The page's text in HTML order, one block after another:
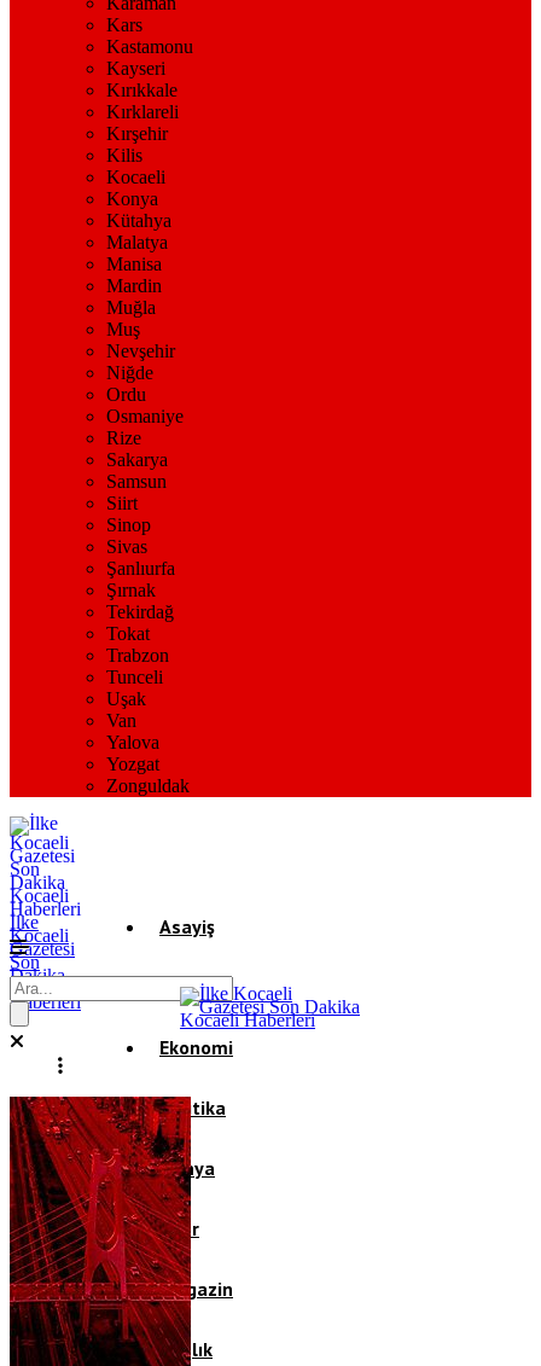
Kars
Kastamonu
Kayseri
Kırıkkale
Kırklareli
Kırşehir
Kilis
Kocaeli
Konya
Kütahya
Malatya
Manisa
Mardin
Muğla
Muş
Nevşehir
Niğde
Ordu
Osmaniye
Rize
Sakarya
Samsun
Siirt
Sinop
Sivas
Şanlıurfa
Şırnak
Tekirdağ
Tokat
Trabzon
Tunceli
Uşak
Van
Yalova
Yozgat
Zonguldak
İlke
Kocaeli
Gazetesi
Son
Dakika
Kocaeli
Haberleri
Asayiş
Gündem
Ekonomi
Politika
Dünya
Spor
Magazin
Sağlık